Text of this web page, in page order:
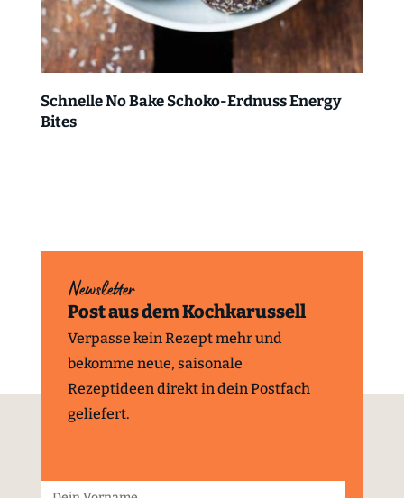
Schnelle No Bake Schoko-Erdnuss Energy
Bites
Newsletter
Post aus dem Kochkarussell
Verpasse kein Rezept mehr und
bekomme neue, saisonale
Rezeptideen direkt in dein Postfach
geliefert.